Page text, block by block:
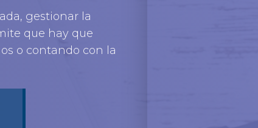
gestionar la
que hay que
o contando con la